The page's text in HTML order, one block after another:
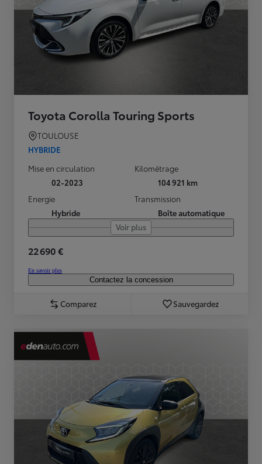
Toyota Corolla Touring Sports
TOULOUSE
HYBRIDE
Mise en circulation
02-2023
Kilométrage
104 921 km
Energie
Hybride
Transmission
Boîte automatique
Voir plus
22 690 €
En savoir plus
Contactez la concession
Comparez Sauvegardez